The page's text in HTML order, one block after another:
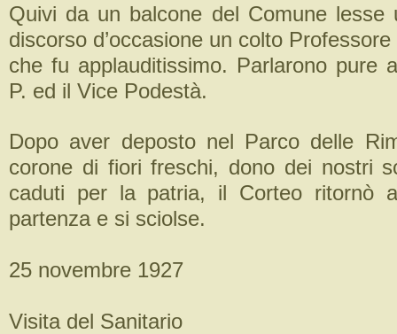
Quivi da un balcone del Comune lesse
discorso d’occasione un colto
che fu applauditissimo. Parlarono pure
P. ed il Vice Podestà.
Dopo aver deposto nel Parco delle
corone di fiori freschi, dono dei nostri
caduti per la patria, il Corteo ritornò
partenza e si sciolse.
25 novembre 1927
Visita del Sanitario